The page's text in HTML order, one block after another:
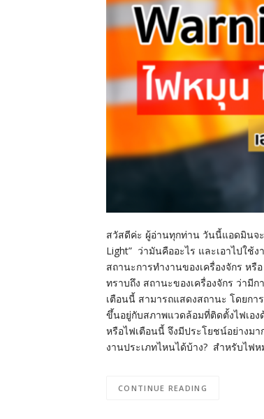
สวัสดีค่ะ ผู้อ่านทุกท่าน วันนี้แอดมินจะ
Light” ว่ามันคืออะไร และเอาไปใช้
สถานะการทำงานของเครื่องจักร ห
ทราบถึง สถานะของเครื่องจักร ว่ามี
เตือนนี้ สามารถแสดงสถานะ โดยกา
ขึ้นอยู่กับสภาพแวดล้อมที่ติดตั้งไฟเอง
หรือไฟเตือนนี้ จึงมีประโยชน์อย่างม
งานประเภทไหนได้บ้าง? สำหรับไฟ
CONTINUE READING